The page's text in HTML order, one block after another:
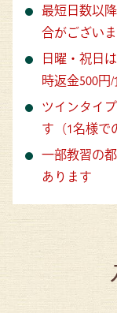
最短日数以
合がございま
日曜・祝日
時返金500円/
ツインタイ
す（1名様で
一部教習の
あります